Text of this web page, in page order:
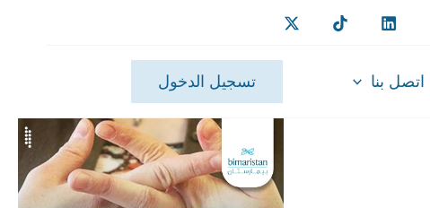
اتصل بنا تسجيل الدخول